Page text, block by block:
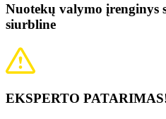
Nuotekų valymo įrenginys
siurbline
EKSPERTO